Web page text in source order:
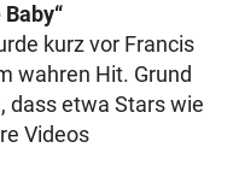
kurz vor Francis
wahren Hit. Grund
dass etwa Stars wie
Videos